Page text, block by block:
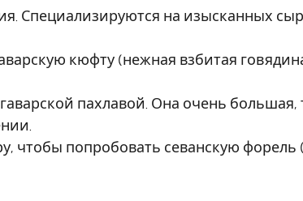
Специализируются на изысканных
кюфту (нежная взбитая
пахлавой. Она очень
чтобы попробовать севанскую